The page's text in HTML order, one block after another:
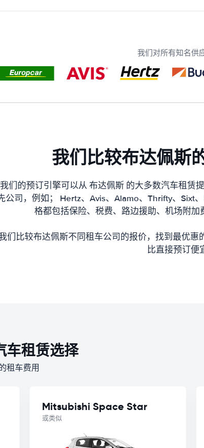
我们对所有知名供
我们比较布达佩斯
我们的预订引擎可以从 布达佩斯 的大多数汽车租赁
公司，例如； Hertz、Avis、Alamo、Thrifty、Sixt
格都包括保险、税费、路边援助、机场附加
们比较布达佩斯不同租车公司的报价，找到最优
比直接预订便
车租赁选择
租车费用
Mitsubishi Space Star
或类似